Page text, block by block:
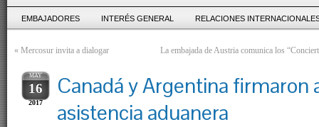
EMBAJADORES INTERÉS GENERAL RELACIONES
« Mercosur invita a dialogar La embajada de Austria comunica los
MAY
16
2017
Canadá y Argentina firmaron
asistencia aduanera